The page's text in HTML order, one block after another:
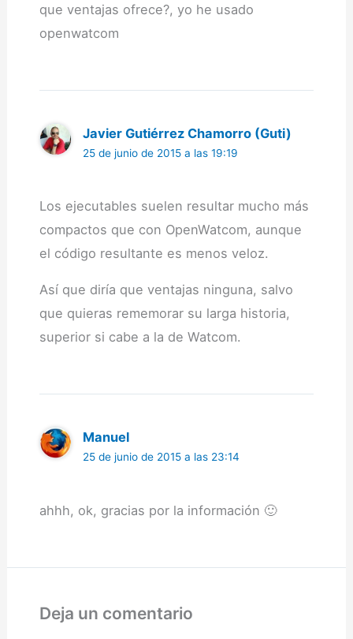
que ventajas ofrece?, yo he usado
openwatcom
Javier Gutiérrez Chamorro (Guti)
25 de junio de 2015 a las 19:19
Los ejecutables suelen resultar mucho más
compactos que con OpenWatcom, aunque
el código resultante es menos veloz.
Así que diría que ventajas ninguna, salvo
que quieras rememorar su larga historia,
superior si cabe a la de Watcom.
Manuel
25 de junio de 2015 a las 23:14
ahhh, ok, gracias por la información 🙂
Deja un comentario